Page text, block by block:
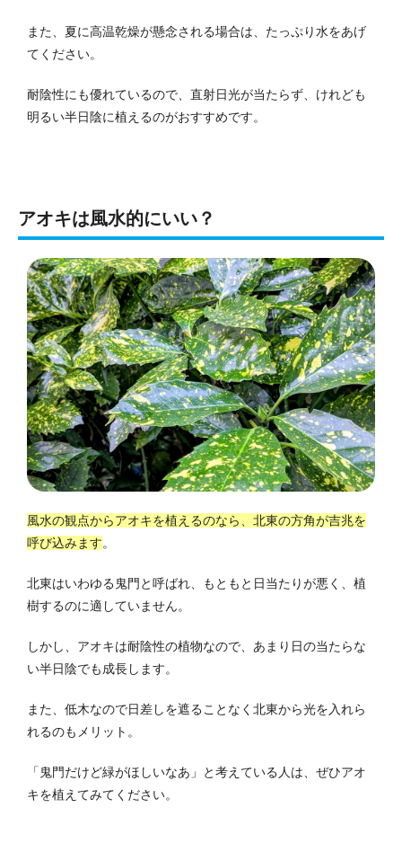
また、夏に高温乾燥が懸念される場合は、たっぷり水をあげ
てください。
耐陰性にも優れているので、直射日光が当たらず、けれども
明るい半日陰に植えるのがおすすめです。
アオキは風水的にいい？
風水の観点からアオキを植えるのなら、北東の方角が吉兆を
呼び込みます。
北東はいわゆる鬼門と呼ばれ、もともと日当たりが悪く、植
樹するのに適していません。
しかし、アオキは耐陰性の植物なので、あまり日の当たらな
い半日陰でも成長します。
また、低木なので日差しを遮ることなく北東から光を入れら
れるのもメリット。
「鬼門だけど緑がほしいなあ」と考えている人は、ぜひアオ
キを植えてみてください。